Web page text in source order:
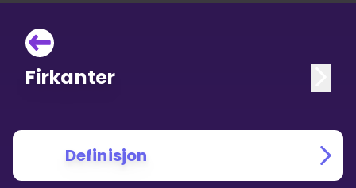
Firkanter
Definisjon